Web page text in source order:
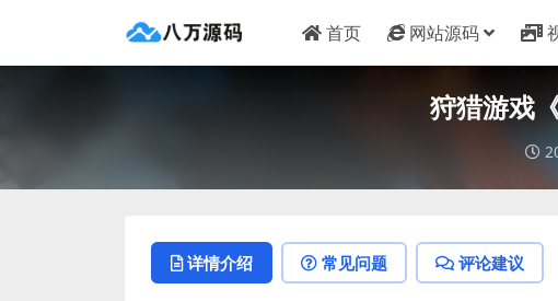
首页 网站源码
狩猎游戏
详情介绍 常见问题 评论建议